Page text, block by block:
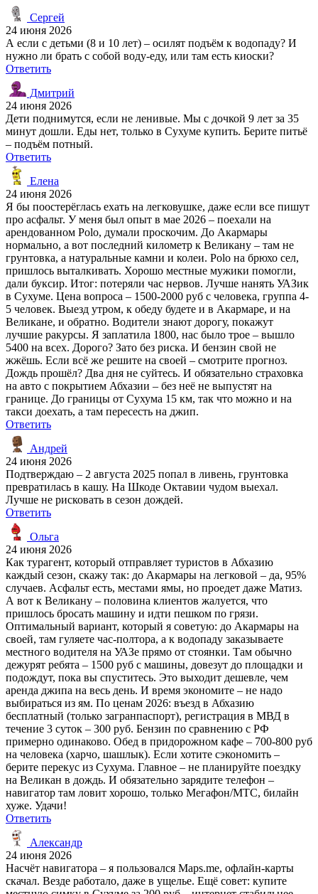
Сергей
24 июня 2026
А если с детьми (8 и 10 лет) – осилят подъём к водопаду? И
нужно ли брать с собой воду-еду, или там есть киоски?
Ответить
Дмитрий
24 июня 2026
Дети поднимутся, если не ленивые. Мы с дочкой 9 лет за 35
минут дошли. Еды нет, только в Сухуме купить. Берите питьё
– подъём потный.
Ответить
Елена
24 июня 2026
Я бы поостерёглась ехать на легковушке, даже если все пишут
про асфальт. У меня был опыт в мае 2026 – поехали на
арендованном Polo, думали проскочим. До Акармары
нормально, а вот последний километр к Великану – там не
грунтовка, а натуральные камни и колеи. Polo на брюхо сел,
пришлось выталкивать. Хорошо местные мужики помогли,
дали буксир. Итог: потеряли час нервов. Лучше нанять УАЗик
в Сухуме. Цена вопроса – 1500-2000 руб с человека, группа 4-
5 человек. Выезд утром, к обеду будете и в Акармаре, и на
Великане, и обратно. Водители знают дорогу, покажут
лучшие ракурсы. Я заплатила 1800, нас было трое – вышло
5400 на всех. Дорого? Зато без риска. И бензин свой не
жжёшь. Если всё же решите на своей – смотрите прогноз.
Дождь прошёл? Два дня не суйтесь. И обязательно страховка
на авто с покрытием Абхазии – без неё не выпустят на
границе. До границы от Сухума 15 км, так что можно и на
такси доехать, а там пересесть на джип.
Ответить
Андрей
24 июня 2026
Подтверждаю – 2 августа 2025 попал в ливень, грунтовка
превратилась в кашу. На Шкоде Октавии чудом выехал.
Лучше не рисковать в сезон дождей.
Ответить
Ольга
24 июня 2026
Как турагент, который отправляет туристов в Абхазию
каждый сезон, скажу так: до Акармары на легковой – да, 95%
случаев. Асфальт есть, местами ямы, но проедет даже Матиз.
А вот к Великану – половина клиентов жалуется, что
пришлось бросать машину и идти пешком по грязи.
Оптимальный вариант, который я советую: до Акармары на
своей, там гуляете час-полтора, а к водопаду заказываете
местного водителя на УАЗе прямо от стоянки. Там обычно
дежурят ребята – 1500 руб с машины, довезут до площадки и
подождут, пока вы спуститесь. Это выходит дешевле, чем
аренда джипа на весь день. И время экономите – не надо
выбираться из ям. По ценам 2026: въезд в Абхазию
бесплатный (только загранпаспорт), регистрация в МВД в
течение 3 суток – 300 руб. Бензин по сравнению с РФ
примерно одинаково. Обед в придорожном кафе – 700-800 руб
на человека (харчо, шашлык). Если хотите сэкономить –
берите перекус из Сухума. Главное – не планируйте поездку
на Великан в дождь. И обязательно зарядите телефон –
навигатор там ловит хорошо, только Мегафон/МТС, билайн
хуже. Удачи!
Ответить
Александр
24 июня 2026
Насчёт навигатора – я пользовался Maps.me, офлайн-карты
скачал. Везде работало, даже в ущелье. Ещё совет: купите